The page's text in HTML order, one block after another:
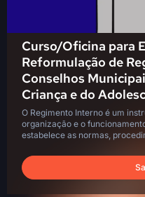
Curso/Oficina para
Reformulação de
Conselhos
Criança e do
O Regimento Interno é um
organização e o
estabelece as normas,